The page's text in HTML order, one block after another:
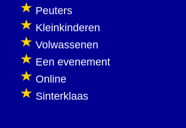
Peuters
Kleinkinderen
Volwassenen
Een evenement
Online
Sinterklaas